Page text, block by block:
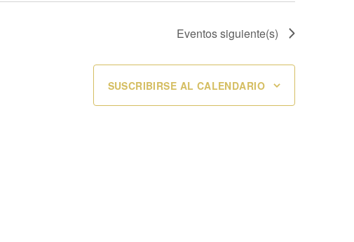
Eventossiguiente(s)
SUSCRIBIRSE AL CALENDARIO